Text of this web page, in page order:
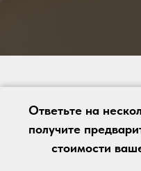
Ответьте на
получите
стоимости